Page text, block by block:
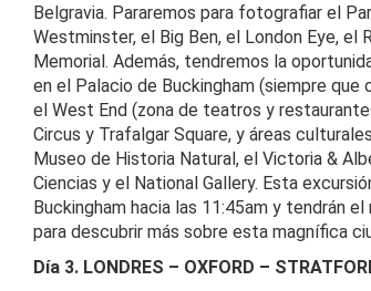
Belgravia. Pararemos para fotografiar el
Westminster, el Big Ben, el London Eye, el
Memorial. Además, tendremos la
en el Palacio de Buckingham (siempre que
el West End (zona de teatros y
Circus y Trafalgar Square, y áreas
Museo de Historia Natural, el Victoria &
Ciencias y el National Gallery. Esta
Buckingham hacia las 11:45am y tendrán
para descubrir más sobre esta magnífica
Día 3. LONDRES – OXFORD –